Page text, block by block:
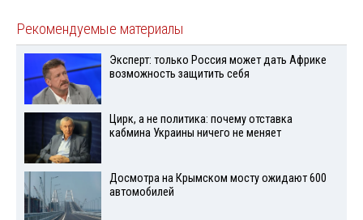
Рекомендуемые материалы
Эксперт: только Россия может дать Африке
возможность защитить себя
Цирк, а не политика: почему отставка
кабмина Украины ничего не меняет
Досмотра на Крымском мосту ожидают 600
автомобилей